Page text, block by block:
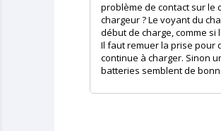
problème de contact sur le
chargeur ? Le voyant du
début de charge, comme
Il faut remuer la prise pour
continue à charger. Sinon
batteries semblent de